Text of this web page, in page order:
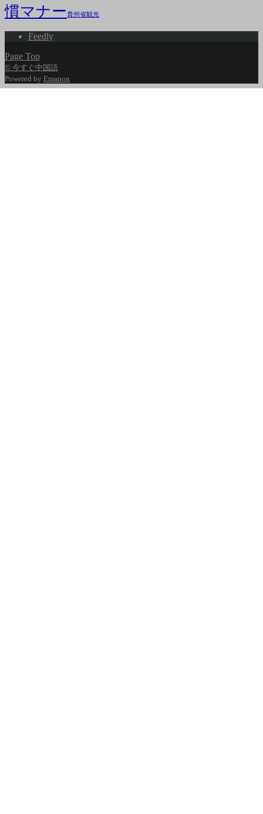
慣マナー貴州省観光
Feedly
Page Top
© 今すぐ中国語
Powered by Emanon